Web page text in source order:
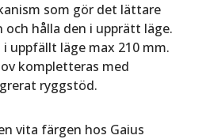
som gör det lättare
hålla den i upprätt läge.
uppfällt läge max 210 mm.
kompletteras med
ryggstöd.
vita färgen hos Gaius